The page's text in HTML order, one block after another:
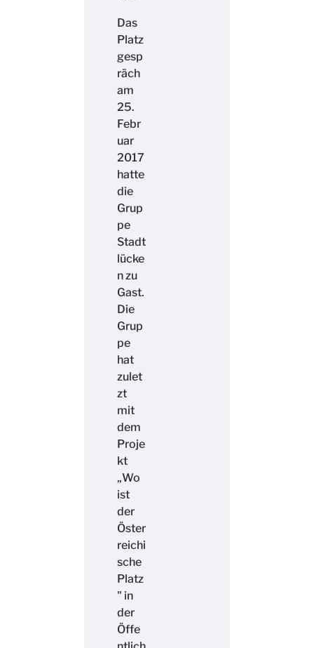
Das
Platz
gesp
räch
am
25.
Febr
uar
2017
hatte
die
Grup
pe
Stadt
lücke
n zu
Gast.
Die
Grup
pe
hat
zulet
zt
mit
dem
Proje
kt
„Wo
ist
der
Öster
reichi
sche
Platz
" in
der
Öffe